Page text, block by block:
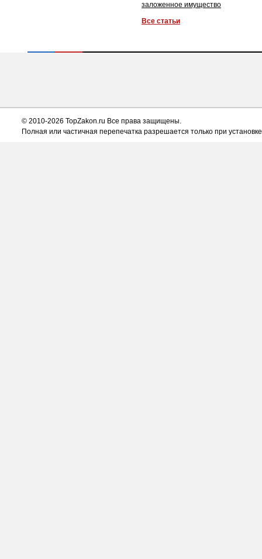
заложенное имущество
Все статьи
© 2010-2026 TopZakon.ru Все права защищены.
Полная или частичная перепечатка разрешается только при